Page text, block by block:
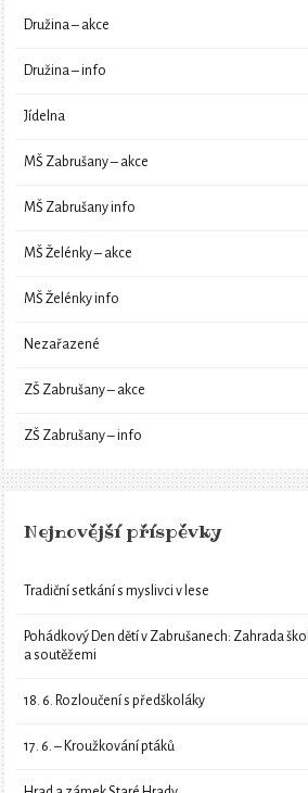
Družina – akce
Družina – info
Jídelna
MŠ Zabrušany – akce
MŠ Zabrušany info
MŠ Želénky – akce
MŠ Želénky info
Nezařazené
ZŠ Zabrušany – akce
ZŠ Zabrušany – info
Nejnovější příspěvky
Tradiční setkání s myslivci v lese
Pohádkový Den dětí v Zabrušanech: Zahrada
a soutěžemi
18. 6. Rozloučení s předškoláky
17. 6. – Kroužkování ptáků